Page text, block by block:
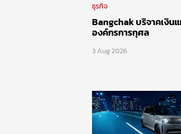
ธุรกิจ
Bangchak บริจาคเงิน
องค์กรการกุศล
3 Aug 2026